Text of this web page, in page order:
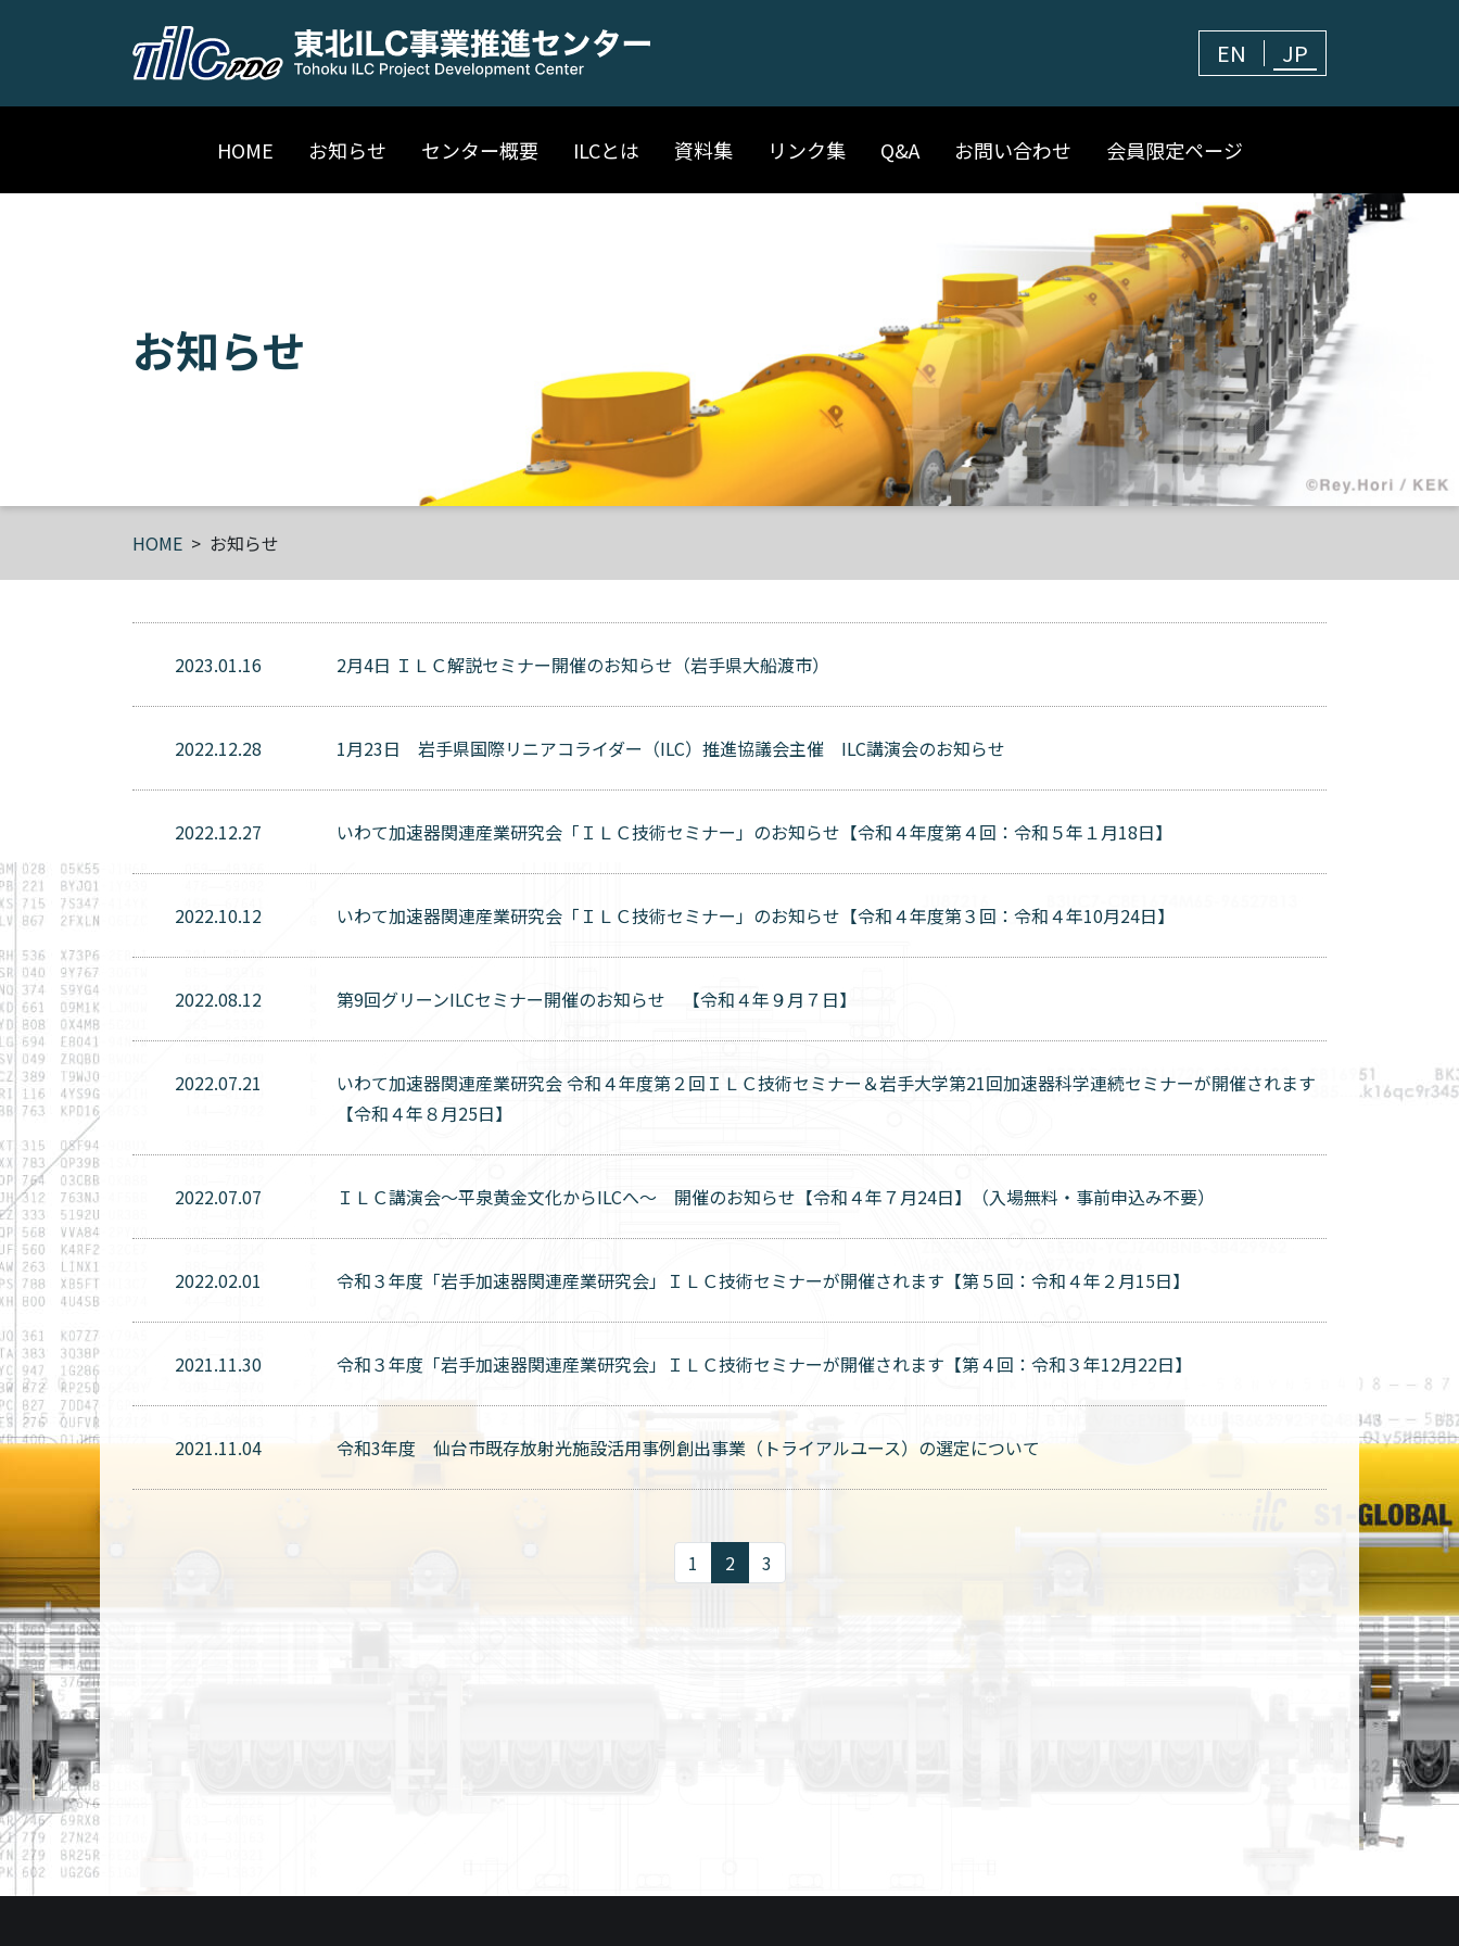
EN JP
HOME お知らせ センター概要 ILCとは 資料集 リンク集 Q&A お問い合わせ 会員限定ページ
お知らせ
HOME お知らせ
2023.01.16 2月4日 ＩＬＣ解説セミナー開催のお知らせ（岩手県大船渡市）
2022.12.28 1月23日 岩⼿県国際リニアコライダー（ILC）推進協議会主催 ILC講演会のお知らせ
2022.12.27 いわて加速器関連産業研究会「ＩＬＣ技術セミナー」のお知らせ【令和４年度第４回：令和５年１月18日】
2022.10.12 いわて加速器関連産業研究会「ＩＬＣ技術セミナー」のお知らせ【令和４年度第３回：令和４年10月24日】
2022.08.12 第9回グリーンILCセミナー開催のお知らせ 【令和４年９月７日】
2022.07.21
いわて加速器関連産業研究会 令和４年度第２回ＩＬＣ技術セミナー＆岩手大学第21回加速器科学連続セミナーが開催されます
【令和４年８月25日】
2022.07.07 ＩＬＣ講演会～平泉黄金文化からILCへ～ 開催のお知らせ【令和４年７月24日】（入場無料・事前申込み不要）
2022.02.01 令和３年度「岩手加速器関連産業研究会」ＩＬＣ技術セミナーが開催されます【第５回：令和４年２月15日】
2021.11.30 令和３年度「岩手加速器関連産業研究会」ＩＬＣ技術セミナーが開催されます【第４回：令和３年12月22日】
2021.11.04 令和3年度 仙台市既存放射光施設活用事例創出事業（トライアルユース）の選定について
1 2（現在のページ）
3